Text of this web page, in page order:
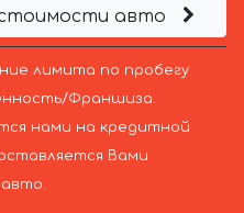
авто
лимита по пробегу
Франшиза.
нами на кредитной
Вами